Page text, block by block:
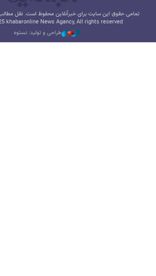
تمامی حقوق این سایت برای خبرآنلاین محفوظ است. نقل مطالب
khabaronline News Agancy, All rights reserved
طراحی و تولید: نستوه